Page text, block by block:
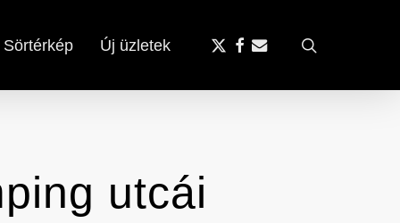
Sörtérkép Új üzletek
x-
facebook
email
utcái